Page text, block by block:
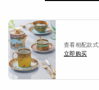
查看相配款式
立即购买